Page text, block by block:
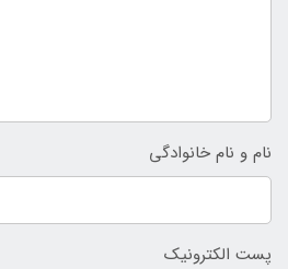
نام و نام خانوادگی
پست الکترونیک